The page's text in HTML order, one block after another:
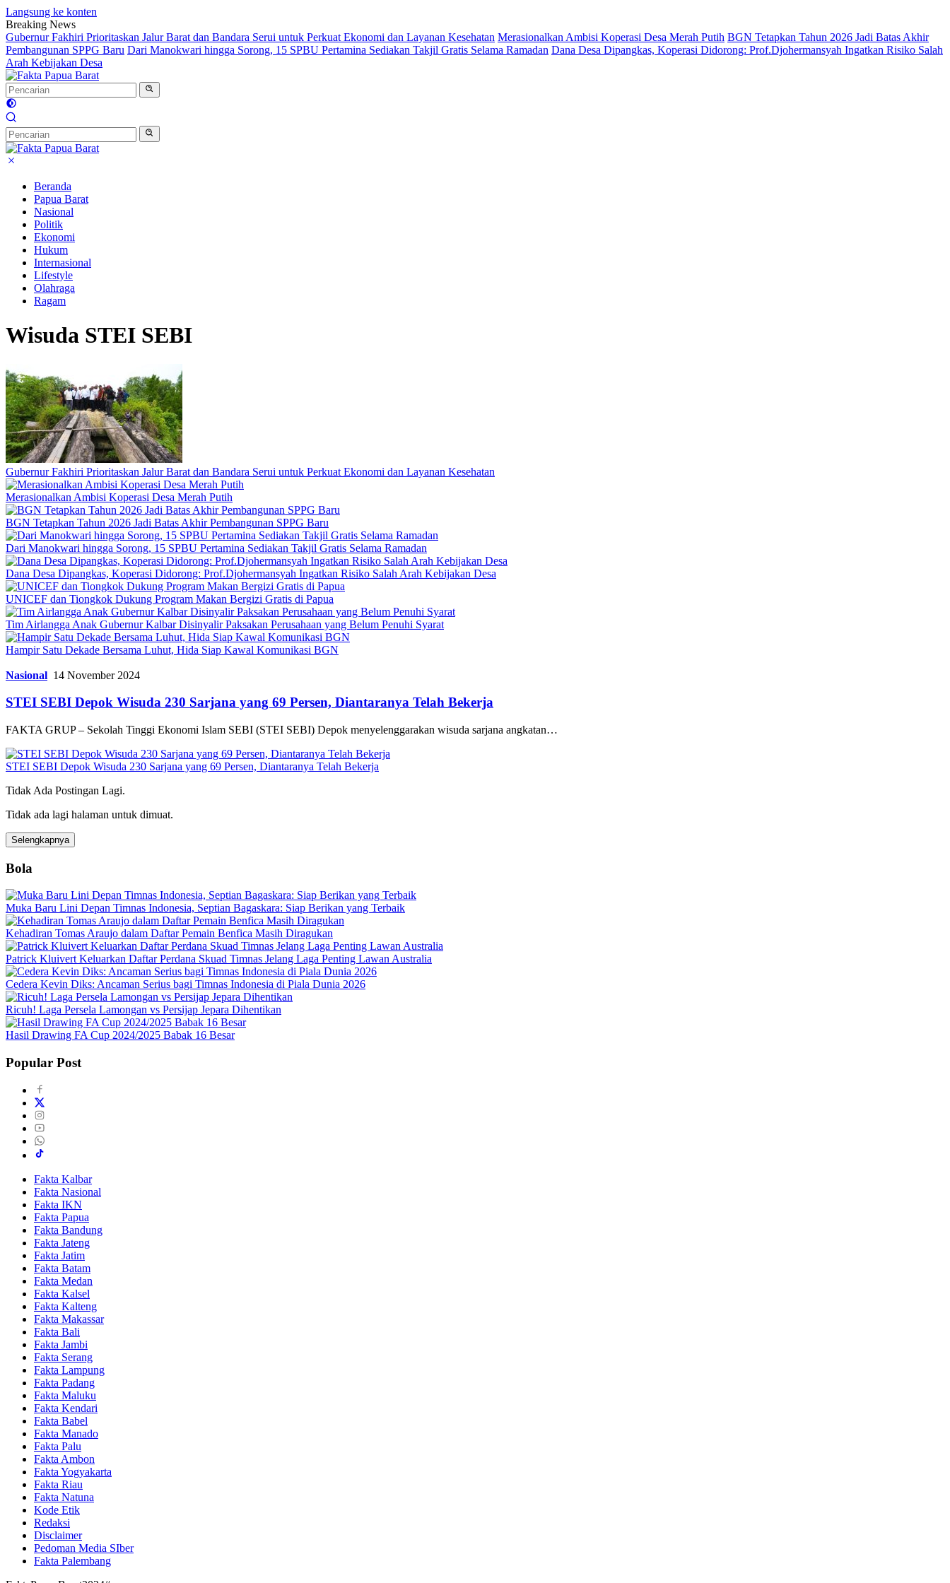
Langsung ke konten
Breaking News
Gubernur Fakhiri Prioritaskan Jalur Barat dan Bandara Serui untuk Perkuat Ekonomi dan Layanan Kesehatan Merasionalkan Ambisi Koperasi Desa Merah Putih BGN Tetapkan Tahun 2026 Jadi Batas Akhir
Pembangunan SPPG Baru Dari Manokwari hingga Sorong, 15 SPBU Pertamina Sediakan Takjil Gratis Selama Ramadan Dana Desa Dipangkas, Koperasi Didorong: Prof.Djohermansyah Ingatkan Risiko Salah
Arah Kebijakan Desa
Beranda
Papua Barat
Nasional
Politik
Ekonomi
Hukum
Internasional
Lifestyle
Olahraga
Ragam
Wisuda STEI SEBI
Gubernur Fakhiri Prioritaskan Jalur Barat dan Bandara Serui untuk Perkuat Ekonomi dan Layanan Kesehatan
Merasionalkan Ambisi Koperasi Desa Merah Putih
BGN Tetapkan Tahun 2026 Jadi Batas Akhir Pembangunan SPPG Baru
Dari Manokwari hingga Sorong, 15 SPBU Pertamina Sediakan Takjil Gratis Selama Ramadan
Dana Desa Dipangkas, Koperasi Didorong: Prof.Djohermansyah Ingatkan Risiko Salah Arah Kebijakan Desa
UNICEF dan Tiongkok Dukung Program Makan Bergizi Gratis di Papua
Tim Airlangga Anak Gubernur Kalbar Disinyalir Paksakan Perusahaan yang Belum Penuhi Syarat
Hampir Satu Dekade Bersama Luhut, Hida Siap Kawal Komunikasi BGN
Nasional 14 November 2024
STEI SEBI Depok Wisuda 230 Sarjana yang 69 Persen, Diantaranya Telah Bekerja
FAKTA GRUP – Sekolah Tinggi Ekonomi Islam SEBI (STEI SEBI) Depok menyelenggarakan wisuda sarjana angkatan…
STEI SEBI Depok Wisuda 230 Sarjana yang 69 Persen, Diantaranya Telah Bekerja
Tidak Ada Postingan Lagi.
Tidak ada lagi halaman untuk dimuat.
Selengkapnya
Bola
Muka Baru Lini Depan Timnas Indonesia, Septian Bagaskara: Siap Berikan yang Terbaik
Kehadiran Tomas Araujo dalam Daftar Pemain Benfica Masih Diragukan
Patrick Kluivert Keluarkan Daftar Perdana Skuad Timnas Jelang Laga Penting Lawan Australia
Cedera Kevin Diks: Ancaman Serius bagi Timnas Indonesia di Piala Dunia 2026
Ricuh! Laga Persela Lamongan vs Persijap Jepara Dihentikan
Hasil Drawing FA Cup 2024/2025 Babak 16 Besar
Popular Post
Fakta Kalbar
Fakta Nasional
Fakta IKN
Fakta Papua
Fakta Bandung
Fakta Jateng
Fakta Jatim
Fakta Batam
Fakta Medan
Fakta Kalsel
Fakta Kalteng
Fakta Makassar
Fakta Bali
Fakta Jambi
Fakta Serang
Fakta Lampung
Fakta Padang
Fakta Maluku
Fakta Kendari
Fakta Babel
Fakta Manado
Fakta Palu
Fakta Ambon
Fakta Yogyakarta
Fakta Riau
Fakta Natuna
Kode Etik
Redaksi
Disclaimer
Pedoman Media SIber
Fakta Palembang